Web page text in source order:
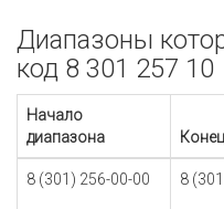
Диапазоны
код 8 301 257 10
Начало
диапазона
8 (301) 256-00-00 8